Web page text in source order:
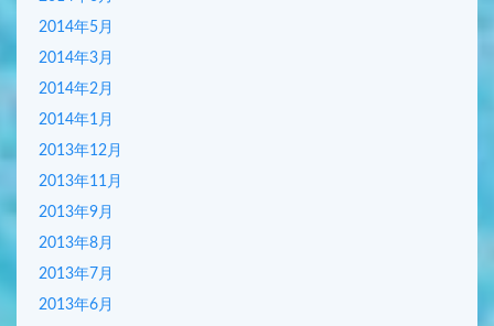
2014年5月
2014年3月
2014年2月
2014年1月
2013年12月
2013年11月
2013年9月
2013年8月
2013年7月
2013年6月